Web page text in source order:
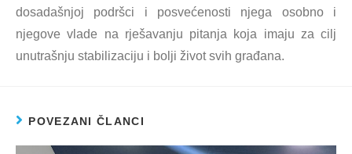
dosadašnjoj podršci i posvećenosti njega osobno i
njegove vlade na rješavanju pitanja koja imaju za cilj
unutrašnju stabilizaciju i bolji život svih građana.
POVEZANI ČLANCI